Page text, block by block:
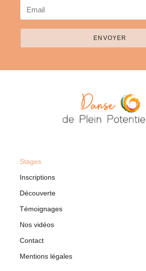
ENVOYER
Stages
Inscriptions
Découverte
Témoignages
Nos vidéos
Contact
Mentions légales